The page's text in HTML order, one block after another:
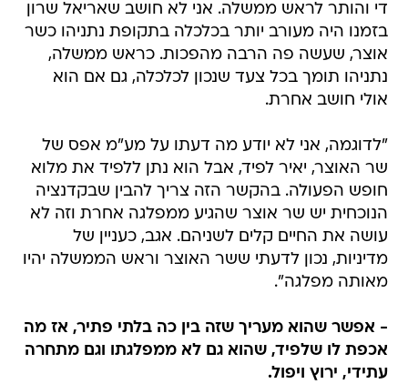
די והותר לראש ממשלה. אני לא חושב שאריאל שרון
בזמנו היה מעורב יותר בכלכלה בתקופת נתניהו כשר
אוצר, שעשה פה הרבה מהפכות. כראש ממשלה,
נתניהו תומך בכל צעד שנכון לכלכלה, גם אם הוא
אולי חושב אחרת.
"לדוגמה, אני לא יודע מה דעתו על מע"מ אפס של
שר האוצר, יאיר לפיד, אבל הוא נתן ללפיד את מלוא
חופש הפעולה. בהקשר הזה צריך להבין שבקדנציה
הנוכחית יש שר אוצר שהגיע ממפלגה אחרת וזה לא
עושה את החיים קלים לשניהם. אגב, כעניין של
מדיניות, נכון לדעתי ששר האוצר וראש הממשלה יהיו
מאותה מפלגה".
- אפשר שהוא מעריך שזה בין כה בלתי פתיר, אז מה
אכפת לו שלפיד, שהוא גם לא ממפלגתו וגם מתחרה
עתידי, ירוץ ויפול.